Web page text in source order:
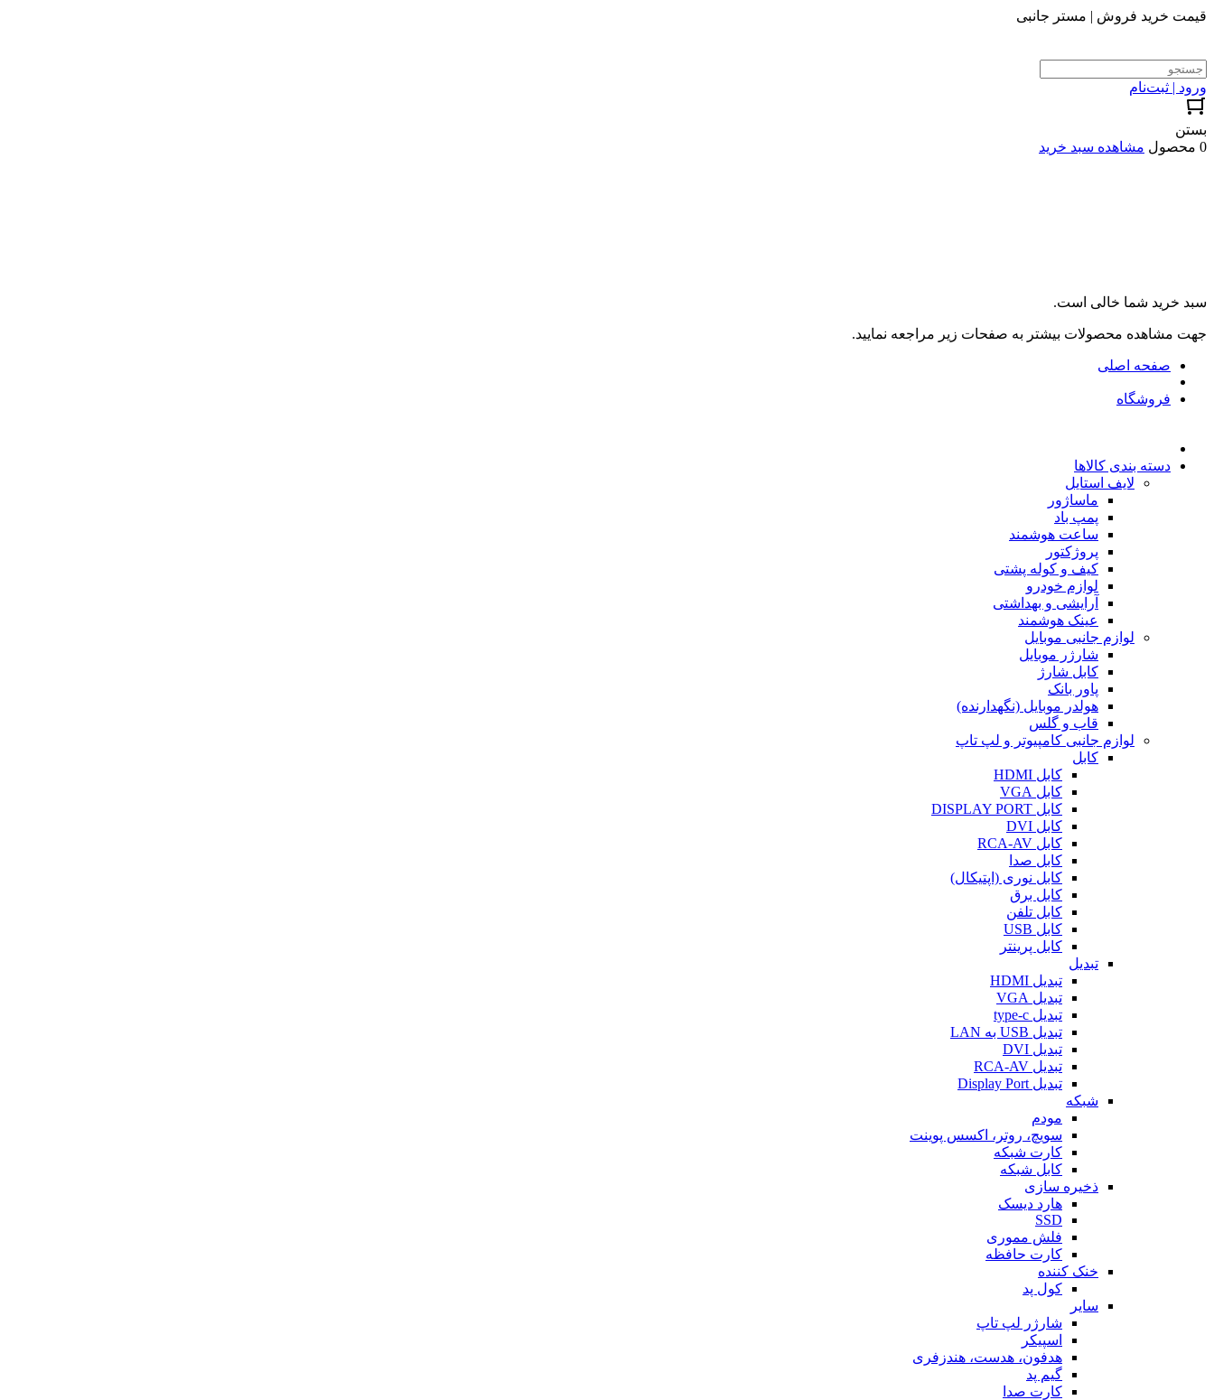
قیمت خرید فروش | مستر جانبی
ورود | ثبت‌نام
بستن
0 محصول
مشاهده سبد خرید
سبد خرید شما خالی است.
جهت مشاهده محصولات بیشتر به صفحات زیر مراجعه نمایید.
صفحه اصلی
فروشگاه
دسته بندی کالاها
لایف استایل
ماساژور
پمپ باد
ساعت هوشمند
پروژکتور
کیف و کوله پشتی
لوازم خودرو
آرایشی و بهداشتی
عینک هوشمند
لوازم جانبی موبایل
شارژر موبایل
کابل شارژ
پاور بانک
هولدر موبایل (نگهدارنده)
قاب و گلس
لوازم جانبی کامپیوتر و لپ تاپ
کابل
کابل HDMI
کابل VGA
کابل DISPLAY PORT
کابل DVI
کابل RCA-AV
کابل صدا
کابل نوری (اپتیکال)
کابل برق
کابل تلفن
کابل USB
کابل پرینتر
تبدیل
تبدیل HDMI
تبدیل VGA
تبدیل type-c
تبدیل USB به LAN
تبدیل DVI
تبدیل RCA-AV
تبدیل Display Port
شبکه
مودم
سویچ، روتر، اکسس پوینت
کارت شبکه
کابل شبکه
ذخیره سازی
هارد دیسک
SSD
فلش مموری
کارت حافظه
خنک کننده
کول پد
سایر
شارژر لپ تاپ
اسپیکر
هدفون، هدست، هندزفری
گیم پد
کارت صدا